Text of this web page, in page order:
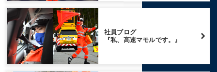
社員ブログ
『私、高速マモルです。』